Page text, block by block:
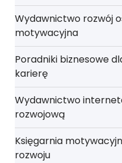
Wydawnictwo rozwój
motywacyjna
Poradniki biznesowe
karierę
Wydawnictwo
rozwojową
Księgarnia
rozwoju